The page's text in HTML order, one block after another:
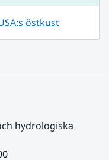
östkust
hydrologiska